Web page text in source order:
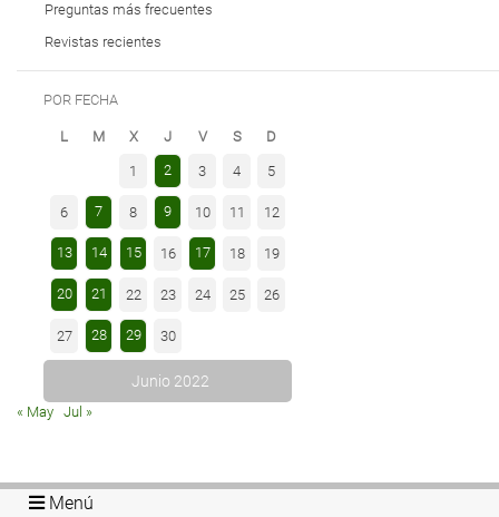
Preguntas más frecuentes
Revistas recientes
POR FECHA
Junio 2022
L M X J V S D
1 2 3 4 5
6 7 8 9 10 11 12
13 14 15 16 17 18 19
20 21 22 23 24 25 26
27 28 29 30
« May Jul »
Menú